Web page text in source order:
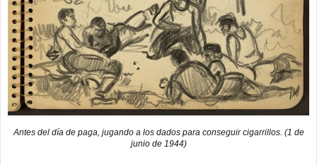
Antes del día de paga, jugando a los dados para conseguir cigarrillos. (1 de
junio de 1944)